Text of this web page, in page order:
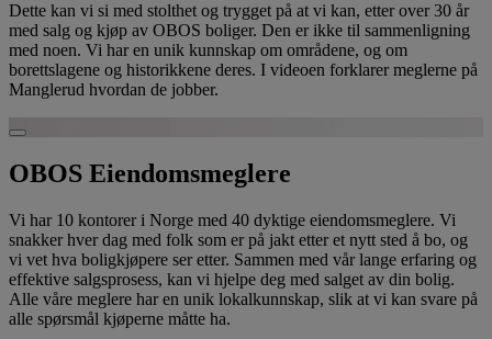
Dette kan vi si med stolthet og trygget på at vi kan, etter over 30 år
med salg og kjøp av OBOS boliger. Den er ikke til sammenligning
med noen. Vi har en unik kunnskap om områdene, og om
borettslagene og historikkene deres. I videoen forklarer meglerne på
Manglerud hvordan de jobber.
Spill av video
OBOS Eiendomsmeglere
Vi har 10 kontorer i Norge med 40 dyktige eiendomsmeglere. Vi
snakker hver dag med folk som er på jakt etter et nytt sted å bo, og
vi vet hva boligkjøpere ser etter. Sammen med vår lange erfaring og
effektive salgsprosess, kan vi hjelpe deg med salget av din bolig.
Alle våre meglere har en unik lokalkunnskap, slik at vi kan svare på
alle spørsmål kjøperne måtte ha.